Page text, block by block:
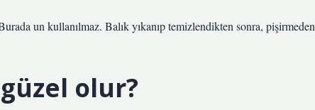
un kullanılmaz. Balık yıkanıp temizlendikten sonra, pişirmeden
güzel olur?